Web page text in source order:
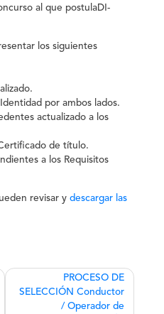
al que postulaDI-
los siguientes
por ambos lados.
actualizado a los
de título.
a los Requisitos
revisar y descargar las
PROCESO DE
SELECCIÓN Conductor
/ Operador de